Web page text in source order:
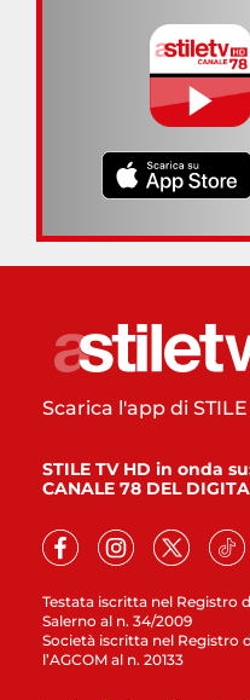
Testata iscritta nel Registro
Salerno al n. 34/2009
Società iscritta nel Registro
l’AGCOM al n. 20133
Scarica l'app di
STILE TV HD in onda
CANALE 78 DEL